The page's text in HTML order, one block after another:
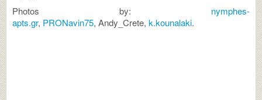
Photos by: nymphes-
apts.gr, PRONavin75, Andy_Crete, k.kounalaki.